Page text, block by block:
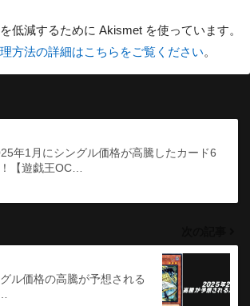
低減するために Akismet を使っています。
方法の詳細はこちらをご覧ください。
年1月にシングル価格が高騰したカード6
【遊戯王OC…
ル価格の高騰が予想される